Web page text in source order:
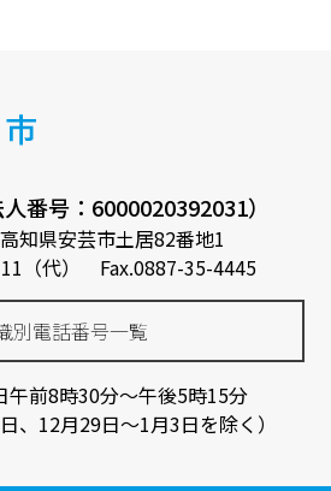
番号：6000020392031）
知県安芸市土居82番地1
（代） Fax.0887-35-4445
別電話番号一覧
午前8時30分～午後5時15分
、12月29日～1月3日を除く）